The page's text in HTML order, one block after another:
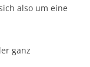
also um eine
ganz